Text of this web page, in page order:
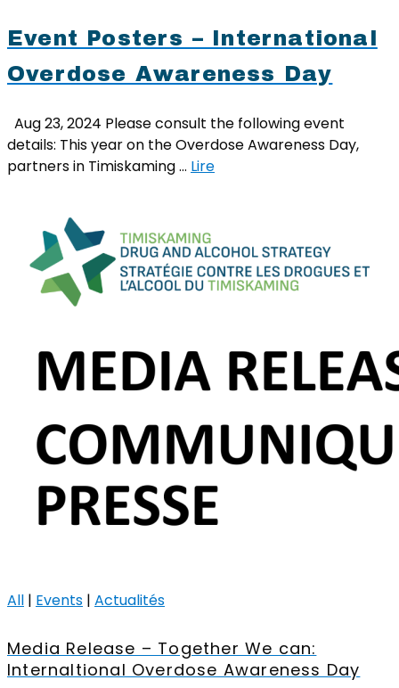
Event Posters – International
Overdose Awareness Day
Aug 23, 2024 Please consult the following event
details: This year on the Overdose Awareness Day,
partners in Timiskaming … Lire
All | Events | Actualités
Media Release – Together We can:
Internaltional Overdose Awareness Day